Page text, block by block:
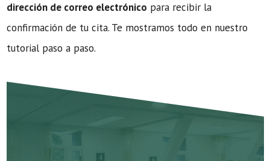
dirección de correo electrónico para recibir la
confirmación de tu cita. Te mostramos todo en nuestro
tutorial paso a paso.